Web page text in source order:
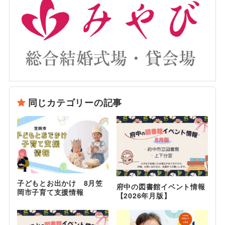
同じカテゴリーの記事
子どもとお出かけ 8月笠
岡市子育て支援情報
府中の図書館イベント情報
【2026年月版】